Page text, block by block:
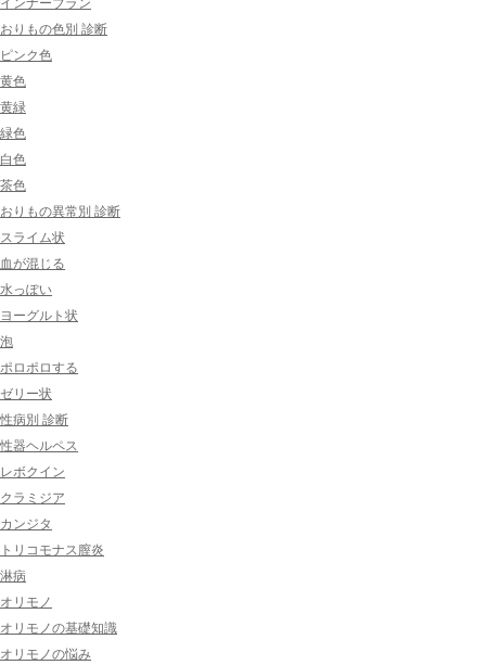
おりもの色別 診断
ピンク色
黄色
黄緑
緑色
白色
茶色
おりもの異常別 診断
スライム状
血が混じる
水っぽい
ヨーグルト状
泡
ポロポロする
ゼリー状
性病別 診断
性器ヘルペス
レボクイン
クラミジア
カンジタ
トリコモナス膣炎
淋病
オリモノ
オリモノの基礎知識
オリモノの悩み